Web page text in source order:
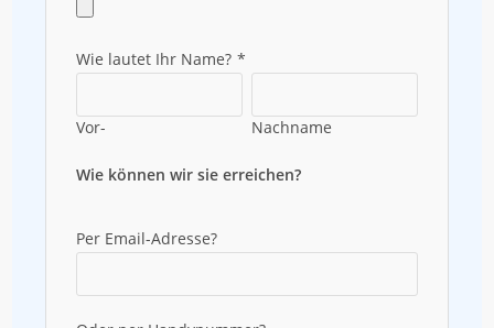
Wie lautet Ihr Name? *
Vor- Nachname
Wie können wir sie erreichen?
Per Email-Adresse?